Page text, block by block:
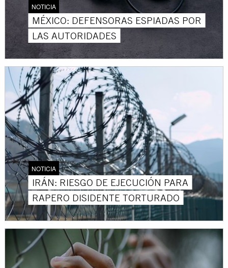
NOTICIA
MÉXICO: DEFENSORAS ESPIADAS POR
LAS AUTORIDADES
NOTICIA
IRÁN: RIESGO DE EJECUCIÓN PARA
RAPERO DISIDENTE TORTURADO